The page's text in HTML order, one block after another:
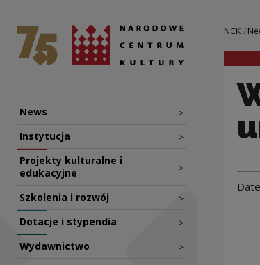
Wolna Sobota
National Centre for Culture Poland
Nawigacja
News >
Instytucja >
Projekty kulturalne i
edukacyjne
>
Szkolenia i rozwój >
Dotacje i stypendia >
Wydawnictwo >
NCK